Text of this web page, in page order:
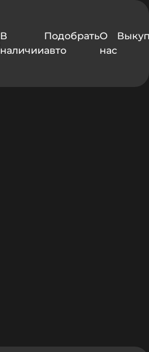
В
наличии
Подобрать
авто
О
нас